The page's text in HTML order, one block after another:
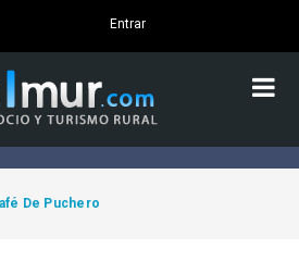
Entrar
De Puchero